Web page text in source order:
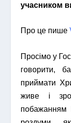
учасником
Про це пише
Просімо у
говорити,
приймати
живе і
побажанням